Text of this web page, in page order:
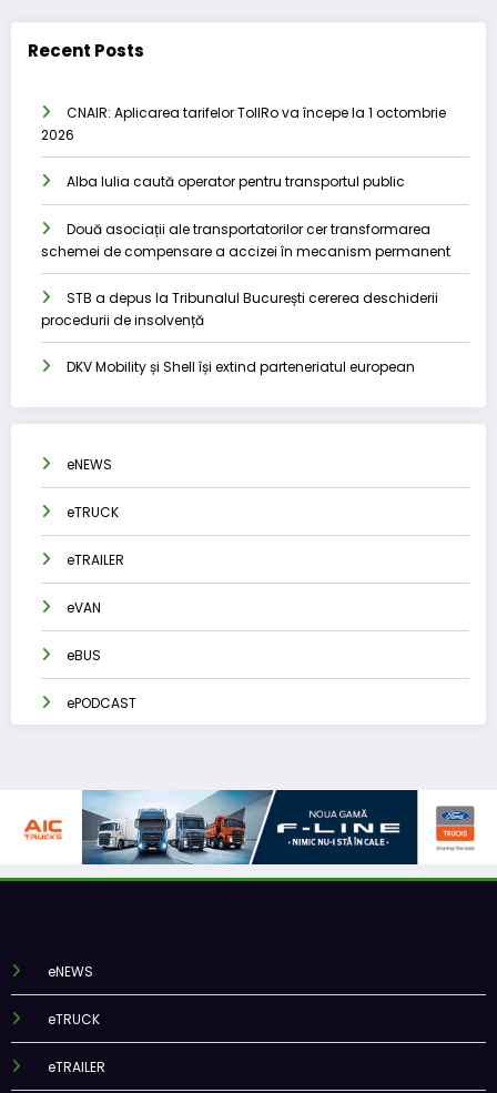
Recent Posts
CNAIR: Aplicarea tarifelor TollRo va începe la 1 octombrie
2026
Alba Iulia caută operator pentru transportul public
Două asociații ale transportatorilor cer transformarea
schemei de compensare a accizei în mecanism permanent
STB a depus la Tribunalul București cererea deschiderii
procedurii de insolvență
DKV Mobility și Shell își extind parteneriatul european
eNEWS
eTRUCK
eTRAILER
eVAN
eBUS
ePODCAST
eNEWS
eTRUCK
eTRAILER